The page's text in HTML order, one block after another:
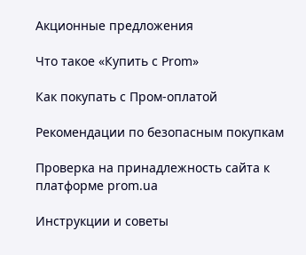
Акционные предложения
Что такое «Купить с Prom»
Как покупать с Пром-оплатой
Рекомендации по безопасным покупкам
Проверка на принадлежность сайта к
платформе prom.ua
Инструкции и советы